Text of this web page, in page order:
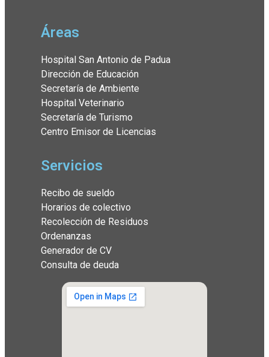
Áreas
Hospital San Antonio de Padua
Dirección de Educación
Secretaría de Ambiente
Hospital Veterinario
Secretaría de Turismo
Centro Emisor de Licencias
Servicios
Recibo de sueldo
Horarios de colectivo
Recolección de Residuos
Ordenanzas
Generador de CV
Consulta de deuda